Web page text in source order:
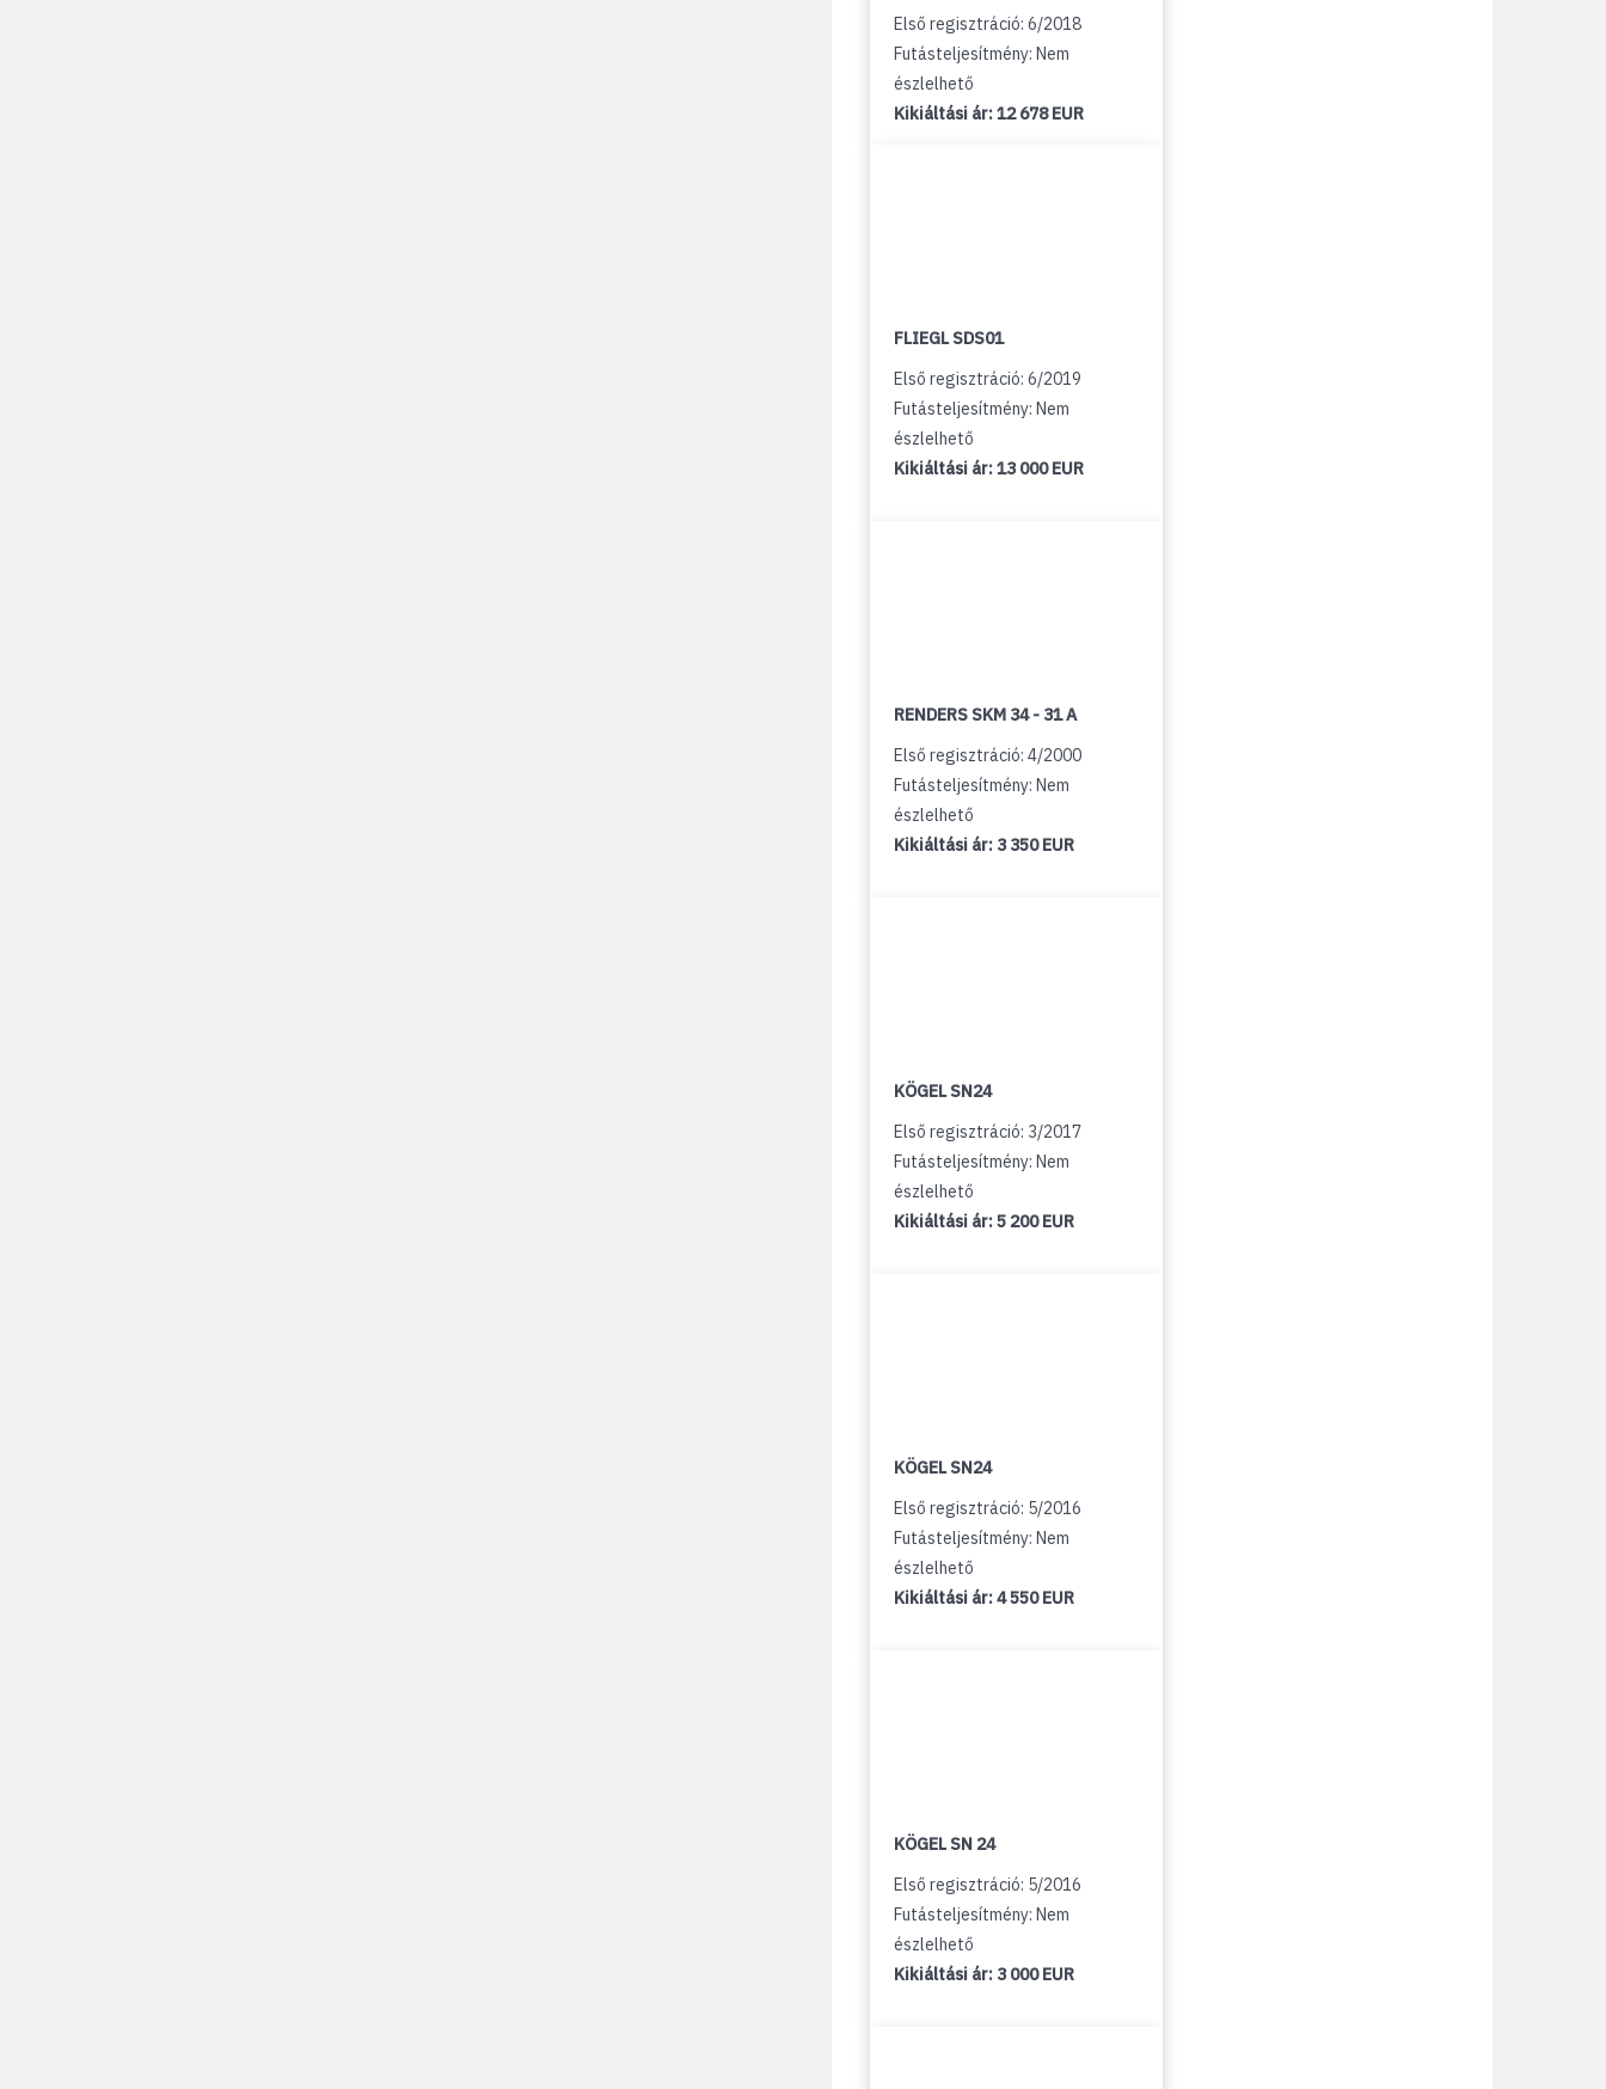
Első regisztráció: 6/2018
Futásteljesítmény: Nem
észlelhető
Kikiáltási ár:12 678 EUR
FLIEGL SDS01
Első regisztráció: 6/2019
Futásteljesítmény: Nem
észlelhető
Kikiáltási ár:13 000 EUR
RENDERS SKM 34 - 31 A
Első regisztráció: 4/2000
Futásteljesítmény: Nem
észlelhető
Kikiáltási ár: 3 350 EUR
KÖGEL SN24
Első regisztráció: 3/2017
Futásteljesítmény: Nem
észlelhető
Kikiáltási ár:5 200 EUR
KÖGEL SN24
Első regisztráció: 5/2016
Futásteljesítmény: Nem
észlelhető
Kikiáltási ár:4 550 EUR
KÖGEL SN 24
Első regisztráció: 5/2016
Futásteljesítmény: Nem
észlelhető
Kikiáltási ár: 3 000 EUR